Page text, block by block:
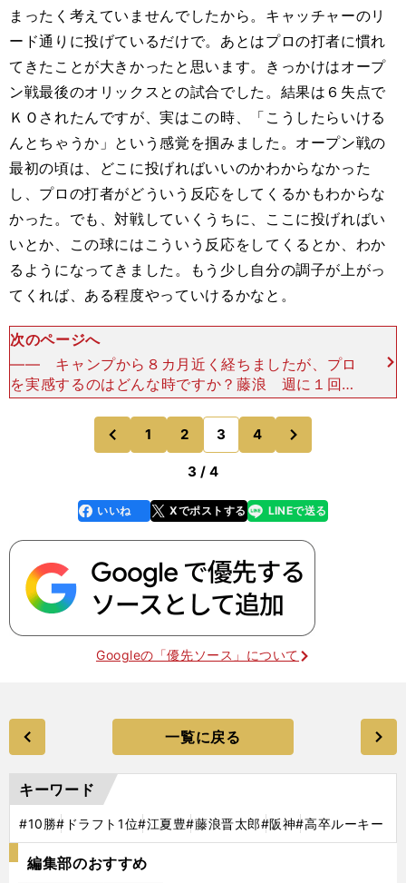
まったく考えていませんでしたから。キャッチャーのリ
ード通りに投げているだけで。あとはプロの打者に慣れ
てきたことが大きかったと思います。きっかけはオープ
ン戦最後のオリックスとの試合でした。結果は６失点で
ＫＯされたんですが、実はこの時、「こうしたらいける
んとちゃうか」という感覚を掴みました。オープン戦の
最初の頃は、どこに投げればいいのかわからなかった
し、プロの打者がどういう反応をしてくるかもわからな
かった。でも、対戦していくうちに、ここに投げればい
いとか、この球にはこういう反応をしてくるとか、わか
るようになってきました。もう少し自分の調子が上がっ
てくれば、ある程度やっていけるかなと。
次のページへ
―― キャンプから８カ月近く経ちましたが、プロ
を実感するのはどんな時ですか？藤浪 週に１回、
休みをもらえることですね（笑）。高校の時はほと
んど休みがなかったですから。―― 休みの日はど
う過ごさ
前
のページへ
1 2 3 4
のページへ
3 / 4
faceboo
k
いいね Xでポストする
line LINEで送る
Googleの「優先ソース」について
一覧に戻る
キーワード
#10勝#ドラフト1位#江夏豊#藤浪晋太郎#阪神#高卒ルーキー
編集部のおすすめ